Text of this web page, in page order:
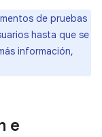
de pruebas
hasta que se
información,
e